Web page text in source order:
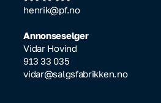
henrik@pf.no
Annonseselger
Vidar Hovind
913 33 035
vidar@salgsfabrikken.no